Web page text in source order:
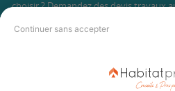
Continuer sans accepter
choisir ? Demandez des devis travaux